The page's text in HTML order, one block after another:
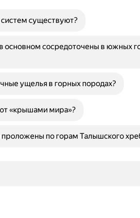
систем существуют?
основном сосредоточены в южных
ущелья в горных породах?
«крышами мира»?
по горам Талышского